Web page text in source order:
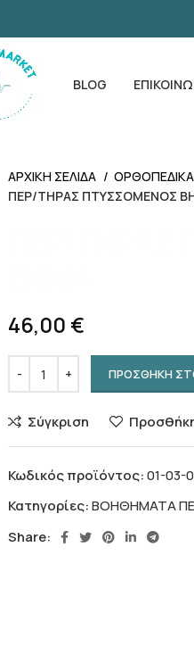
BLOG
ΑΡΧΙΚΗ ΣΕΛΙΔΑ ΟΡΘΟΠΕΔΙΚΑ
ΠΕΡ/ΤΗΡΑΣ ΠΤΥΣΣΟΜΕΝΟΣ
46,00 €
ΠΡΟΣΘΗΚΗ
Σύγκριση
Κωδικός προϊόντος:01-03-
Κατηγορίες:ΒΟΗΘΗΜΑΤΑ
Share: